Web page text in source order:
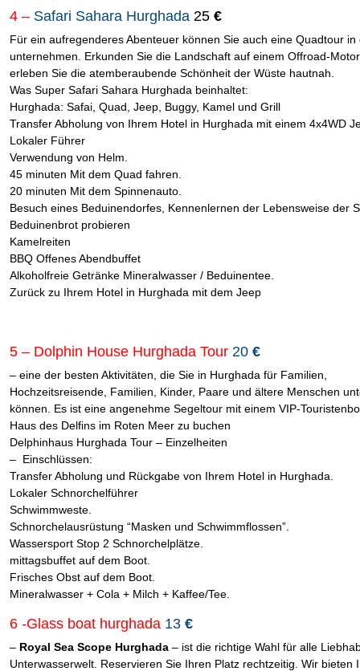
4 – Safari Sahara Hurghada 25 €
Für ein aufregenderes Abenteuer können Sie auch eine Quadtour in
unternehmen. Erkunden Sie die Landschaft auf einem Offroad-
erleben Sie die atemberaubende Schönheit der Wüste hautnah.
Was Super Safari Sahara Hurghada beinhaltet:
Hurghada: Safai, Quad, Jeep, Buggy, Kamel und Grill
Transfer Abholung von Ihrem Hotel in Hurghada mit einem 4x4WD
Lokaler Führer
Verwendung von Helm.
45 minuten Mit dem Quad fahren.
20 minuten Mit dem Spinnenauto.
Besuch eines Beduinendorfes, Kennenlernen der Lebensweise der
Beduinenbrot probieren
Kamelreiten
BBQ Offenes Abendbuffet
Alkoholfreie Getränke Mineralwasser / Beduinentee.
Zurück zu Ihrem Hotel in Hurghada mit dem Jeep
5 – Dolphin House Hurghada Tour 20 €
– eine der besten Aktivitäten, die Sie in Hurghada für Familien,
Hochzeitsreisende, Familien, Kinder, Paare und ältere Menschen
können. Es ist eine angenehme Segeltour mit einem VIP-
Haus des Delfins im Roten Meer zu buchen
Delphinhaus Hurghada Tour – Einzelheiten
– Einschlüssen:
Transfer Abholung und Rückgabe von Ihrem Hotel in Hurghada.
Lokaler Schnorchelführer
Schwimmweste.
Schnorchelausrüstung “Masken und Schwimmflossen”.
Wassersport Stop 2 Schnorchelplätze.
mittagsbuffet auf dem Boot.
Frisches Obst auf dem Boot.
Mineralwasser + Cola + Milch + Kaffee/Tee.
6 -Glass boat hurghada 13 €
– Royal Sea Scope Hurghada – ist die richtige Wahl für alle
Unterwasserwelt. Reservieren Sie Ihren Platz rechtzeitig. Wir bieten